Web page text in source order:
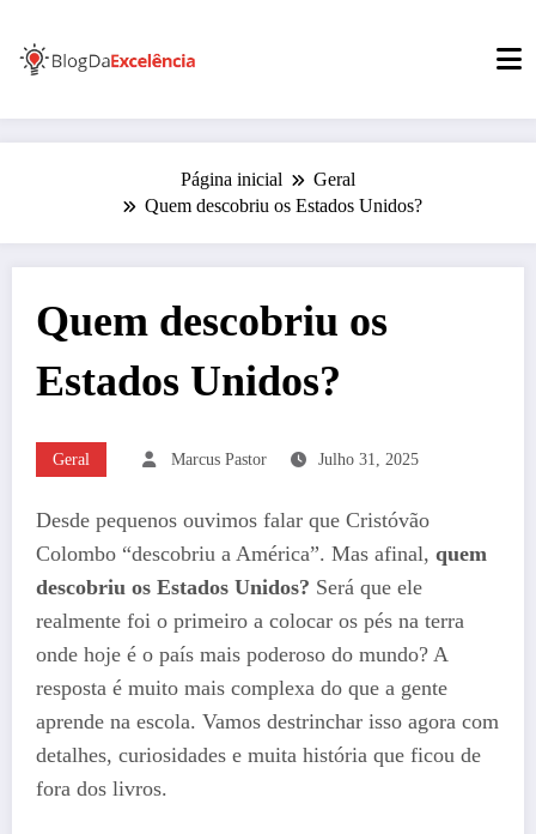
para
conteúdo
Página inicial
Geral
Quem descobriu os Estados Unidos?
Quem descobriu os
Estados Unidos?
Geral Marcus Pastor Julho 31, 2025
Desde pequenos ouvimos falar que Cristóvão
Colombo “descobriu a América”. Mas afinal, quem
descobriu os Estados Unidos? Será que ele
realmente foi o primeiro a colocar os pés na terra
onde hoje é o país mais poderoso do mundo? A
resposta é muito mais complexa do que a gente
aprende na escola. Vamos destrinchar isso agora com
detalhes, curiosidades e muita história que ficou de
fora dos livros.